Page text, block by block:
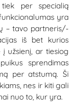
per specialią
yra
– tavo partneris/-
iš bet kurios
užsienį, ar tiesiog
sprendimas
per atstumą. Ši
nes ir kiti gali
nuo to, kur yra.